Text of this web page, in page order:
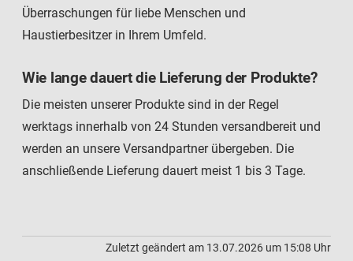
Überraschungen für liebe Menschen und
Haustierbesitzer in Ihrem Umfeld.
Wie lange dauert die Lieferung der Produkte?
Die meisten unserer Produkte sind in der Regel
werktags innerhalb von 24 Stunden versandbereit und
werden an unsere Versandpartner übergeben. Die
anschließende Lieferung dauert meist 1 bis 3 Tage.
Zuletzt geändert am 13.07.2026 um 15:08 Uhr